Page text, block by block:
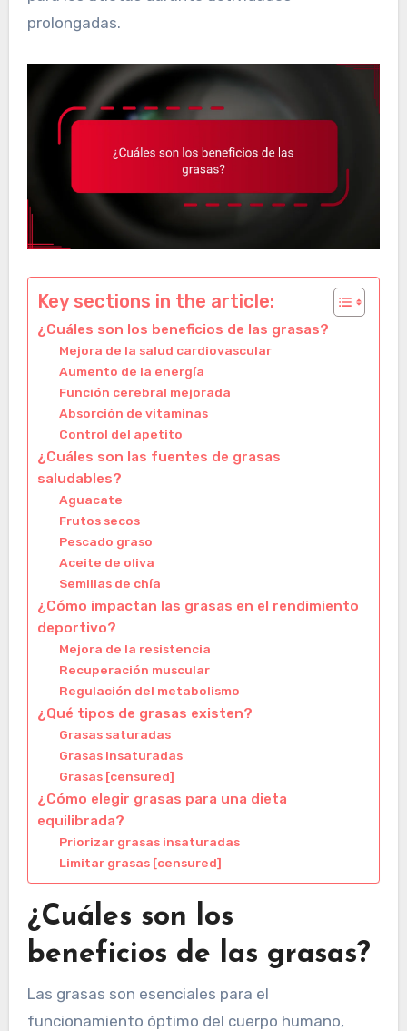
prolongadas.
Key sections in the article:
¿Cuáles son los beneficios de las grasas?
Mejora de la salud cardiovascular
Aumento de la energía
Función cerebral mejorada
Absorción de vitaminas
Control del apetito
¿Cuáles son las fuentes de grasas
saludables?
Aguacate
Frutos secos
Pescado graso
Aceite de oliva
Semillas de chía
¿Cómo impactan las grasas en el rendimiento
deportivo?
Mejora de la resistencia
Recuperación muscular
Regulación del metabolismo
¿Qué tipos de grasas existen?
Grasas saturadas
Grasas insaturadas
Grasas [censured]
¿Cómo elegir grasas para una dieta
equilibrada?
Priorizar grasas insaturadas
Limitar grasas [censured]
¿Cuáles son los
beneficios de las grasas?
Las grasas son esenciales para el
funcionamiento óptimo del cuerpo humano,